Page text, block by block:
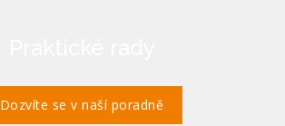
Dozvíte se v naší poradně